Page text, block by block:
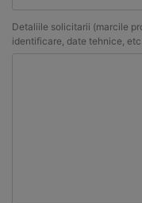
Detaliile solicitarii (marcile
identificare, date tehnice,